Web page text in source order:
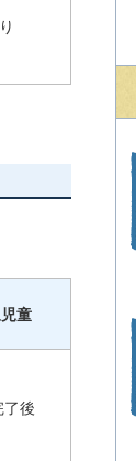
童
了後